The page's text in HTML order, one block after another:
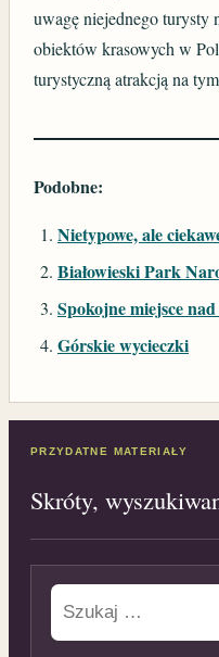
uwagę niejednego turysty
obiektów krasowych w
turystyczną atrakcją na
Podobne:
Nietypowe, ale
Białowieski Park
Spokojne miejsce
Górskie wycieczki
PRZYDATNE MATERIAŁY
Skróty,